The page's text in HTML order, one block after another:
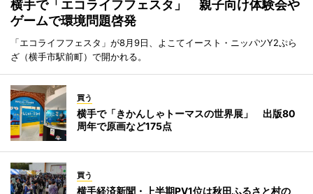
横手で「エコライフフェスタ」 親子向け体験会や
ゲームで環境問題啓発
「エコライフフェスタ」が8月9日、よこてイースト・ニッパツY2ぷら
ざ（横手市駅前町）で開かれる。
買う
横手で「きかんしゃトーマスの世界展」 出版80
周年で原画など175点
買う
横手経済新聞・上半期PV1位は秋田ふるさと村の